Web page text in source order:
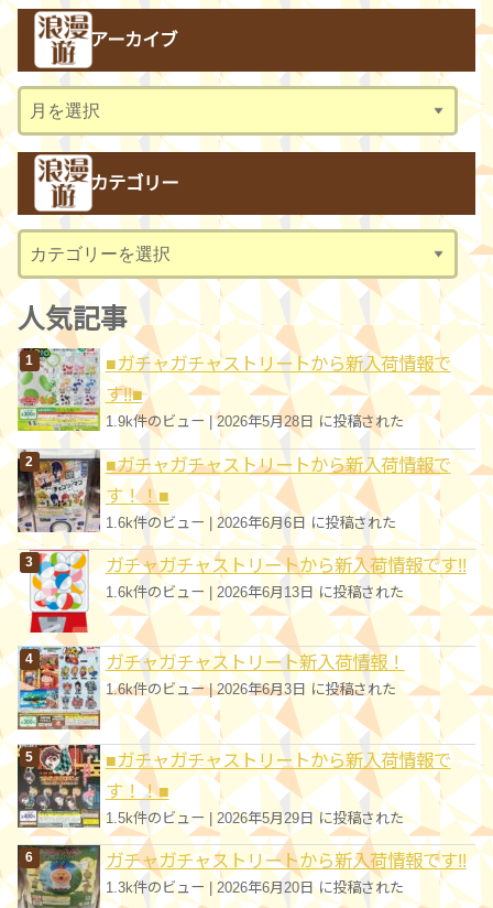
アーカイブ
ー
ブ
カテゴリー
テ
ゴ
リ
ー
人気記事
■ガチャガチャストリートから新入荷情報で
す!!■
1.9k件のビュー|2026年5月28日 に投稿された
■ガチャガチャストリートから新入荷情報で
す！！■
1.6k件のビュー 2026年6月6日 に投稿された
ガチャガチャストリートから新入荷情報です!!
1.6k件のビュー 2026年6月13日 に投稿された
ガチャガチャストリート新入荷情報！
1.6k件のビュー|2026年6月3日 に投稿された
■ガチャガチャストリートから新入荷情報で
す！！■
1.5k件のビュー 2026年5月29日 に投稿された
ガチャガチャストリートから新入荷情報です!!
1.3k件のビュー 2026年6月20日 に投稿された